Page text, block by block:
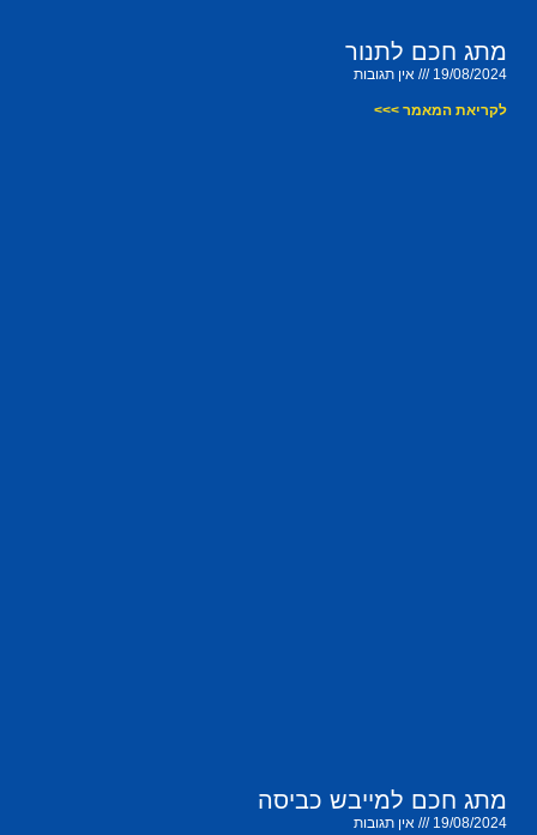
מתג חכם לתנור
19/08/2024 אין תגובות
לקריאת המאמר >>>
מתג חכם למייבש כביסה
19/08/2024 אין תגובות